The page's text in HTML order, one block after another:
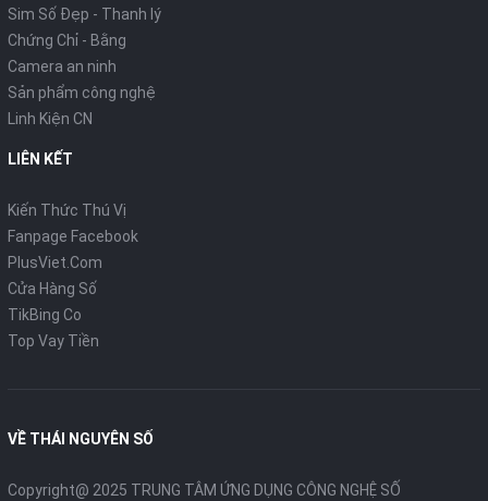
Sim Số Đẹp - Thanh lý
Chứng Chỉ - Bằng
Camera an ninh
Sản phẩm công nghệ
Linh Kiện CN
LIÊN KẾT
Kiến Thức Thú Vị
Fanpage Facebook
PlusViet.Com
Cửa Hàng Số
TikBing Co
Top Vay Tiền
VỀ THÁI NGUYÊN SỐ
Copyright@ 2025 TRUNG TÂM ỨNG DỤNG CÔNG NGHỆ SỐ